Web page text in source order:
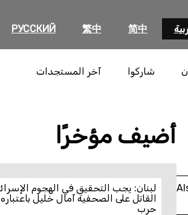
简中
繁中
РУССКИЙ
شاركوا آخر المستجدات
أضيف مؤخرًا
لبنان: يجب التحقيق في الهجوم
القاتل على الصحفية آمال خليل
حرب